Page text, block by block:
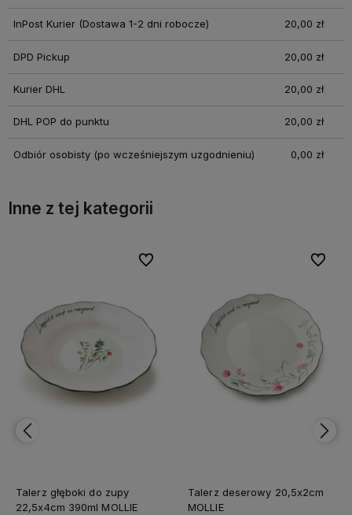
InPost Kurier(Dostawa 1-2 dni robocze) 20,00 zł
DPD Pickup 20,00 zł
Kurier DHL 20,00 zł
DHL POP do punktu 20,00 zł
Odbiór osobisty(po wcześniejszym uzgodnieniu) 0,00 zł
Inne z tej kategorii
Talerz deserowy 20,5x2cm
MOLLIE
Do ulubionych
Do ulubionych
Talerz obiadowy 27x2,5cm
MOLLIE
Do
Do